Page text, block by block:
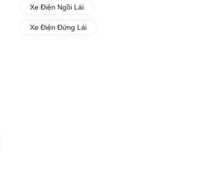
Xe Điện Ngồi Lái
Xe Điện Đứng Lái